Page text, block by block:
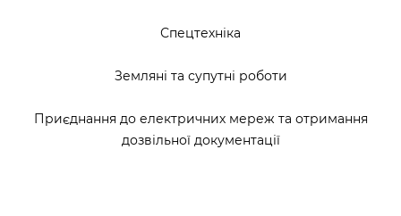
Спецтехніка
Земляні та супутні роботи
Приєднання до електричних мереж та отримання
дозвільної документації